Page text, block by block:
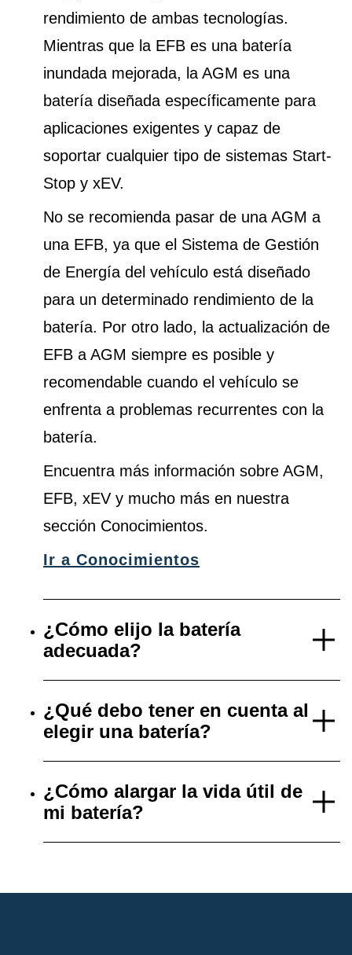
rendimiento de ambas tecnologías.
Mientras que la EFB es una batería
inundada mejorada, la AGM es una
batería diseñada específicamente para
aplicaciones exigentes y capaz de
soportar cualquier tipo de sistemas Start-
Stop y xEV.
No se recomienda pasar de una AGM a
una EFB, ya que el Sistema de Gestión
de Energía del vehículo está diseñado
para un determinado rendimiento de la
batería. Por otro lado, la actualización de
EFB a AGM siempre es posible y
recomendable cuando el vehículo se
enfrenta a problemas recurrentes con la
batería.
Encuentra más información sobre AGM,
EFB, xEV y mucho más en nuestra
sección Conocimientos.
Ir a Conocimientos
¿Cómo elijo la batería
adecuada?
¿Qué debo tener en cuenta al
elegir una batería?
¿Cómo alargar la vida útil de
mi batería?